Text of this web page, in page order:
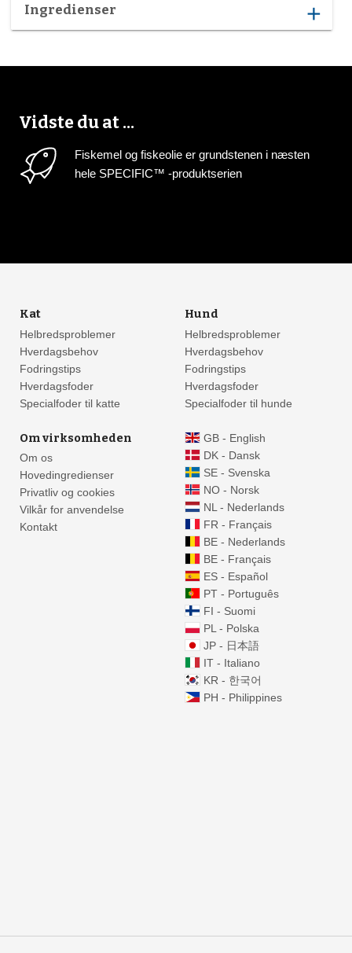
Ingredienser add
Vidste du at ...
Fiskemel og fiskeolie er grundstenen i næsten
hele SPECIFIC™ -produktserien
Kat
Helbredsproblemer
Hverdagsbehov
Fodringstips
Hverdagsfoder
Specialfoder til katte
Hund
Helbredsproblemer
Hverdagsbehov
Fodringstips
Hverdagsfoder
Specialfoder til hunde
Om virksomheden
Om os
Hovedingredienser
Privatliv og cookies
Vilkår for anvendelse
Kontakt
GB - English
DK - Dansk
SE - Svenska
NO - Norsk
NL - Nederlands
FR - Français
BE - Nederlands
BE - Français
ES - Español
PT - Português
FI - Suomi
PL - Polska
JP - 日本語
IT - Italiano
KR - 한국어
PH - Philippines